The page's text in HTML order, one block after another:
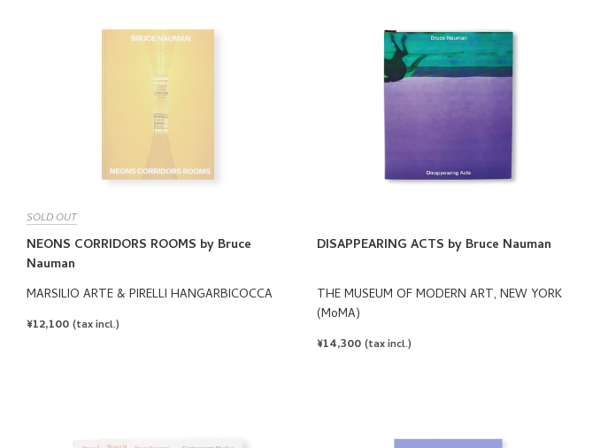
SOLD OUT
NEONS CORRIDORS ROOMS by Bruce
Nauman
MARSILIO ARTE & PIRELLI HANGARBICOCCA
REGULAR
¥12,100 (tax incl.)
DISAPPEARING ACTS by Bruce Nauman
THE MUSEUM OF MODERN ART, NEW YORK
(MoMA)
REGULAR
¥14,300 (tax incl.)